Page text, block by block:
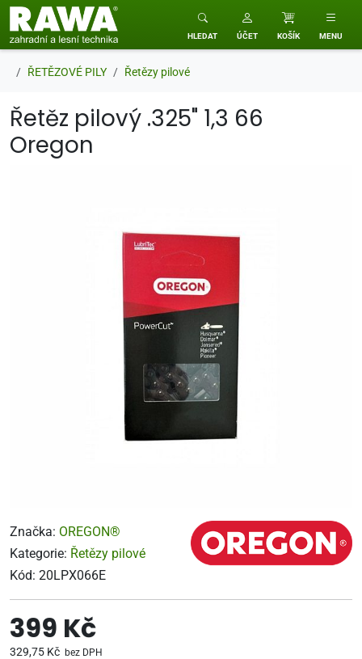
RAWA zahradní a lesní technika
HLEDAT ÚČET KOŠÍK MENU
ŘETĚZOVÉ PILY Řetězy pilové
Řetěz pilový .325" 1,3 66
Oregon
Značka: OREGON®
Kategorie: Řetězy pilové
Kód: 20LPX066E
399 Kč
329,75 Kč bez DPH